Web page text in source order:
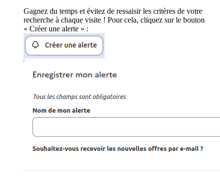
Gagnez du temps et évitez de ressaisir les critères de votre
recherche à chaque visite ! Pour cela, cliquez sur le bouton
« Créer une alerte » :